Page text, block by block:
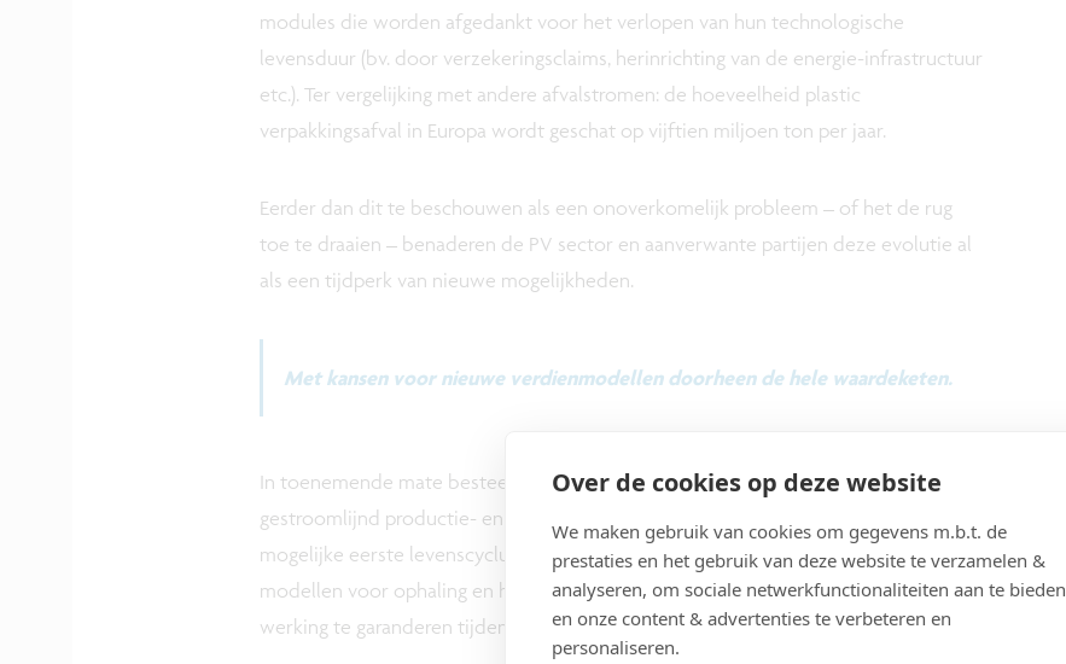
Over de cookies op deze website
We maken gebruik van cookies om gegevens m.b.t. de
prestaties en het gebruik van deze website te verzamelen &
analyseren, om sociale netwerkfunctionaliteiten aan te bieden
en onze content & advertenties te verbeteren en
personaliseren.
modules die worden afgedankt voor het verlopen van hun technologische
levensduur (bv. door verzekeringsclaims, herinrichting van de energie-infrastructuur
etc.). Ter vergelijking met andere afvalstromen: de hoeveelheid plastic
verpakkingsafval in Europa wordt geschat op vijftien miljoen ton per jaar.
Eerder dan dit te beschouwen als een onoverkomelijk probleem – of het de rug
toe te draaien – benaderen de PV sector en aanverwante partijen deze evolutie al
als een tijdperk van nieuwe mogelijkheden.
Met kansen voor nieuwe verdienmodellen doorheen de hele waardeketen.
In toenemende mate besteedt de sector aandacht en middelen aan een meer
gestroomlijnd productie- en onderhoudsproces om een zo kostenefficiënt
mogelijke eerste levenscyclus te garanderen. En aan (economisch) duurzame
modellen voor ophaling en herstelling om ook een betrouwbare en competitieve
werking te garanderen tijdens een eventuele tweede levenscyclus.